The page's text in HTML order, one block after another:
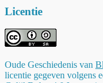
Licentie
Oude Geschiedenis van
licentie gegeven volgens